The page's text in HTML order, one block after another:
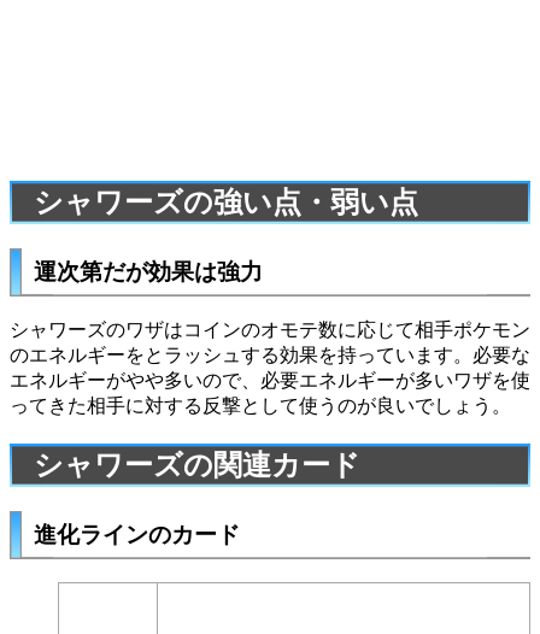
シャワーズの強い点・弱い点
運次第だが効果は強力
シャワーズのワザはコインのオモテ数に応じて相手ポケモン
のエネルギーをとラッシュする効果を持っています。必要な
エネルギーがやや多いので、必要エネルギーが多いワザを使
ってきた相手に対する反撃として使うのが良いでしょう。
シャワーズの関連カード
進化ラインのカード